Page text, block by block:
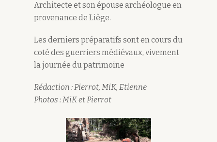
Architecte et son épouse archéologue en
provenance de Liège.
Les derniers préparatifs sont en cours du
coté des guerriers médiévaux, vivement
la journée du patrimoine
Rédaction : Pierrot, MiK, Etienne
Photos : MiK et Pierrot